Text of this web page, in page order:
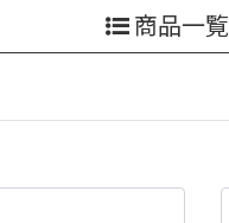
商品一覧